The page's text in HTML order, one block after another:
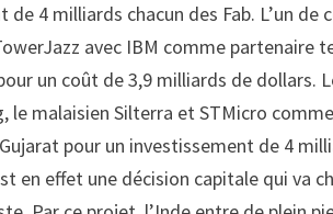
de 4 milliards chacun des Fab. L’un
avec IBM comme partenaire
un coût de 3,9 milliards de
le malaisien Silterra et STMicro
pour un investissement de 4
en effet une décision capitale qui va